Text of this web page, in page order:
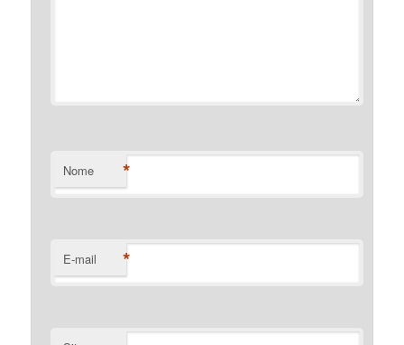
Nome *
E-mail *